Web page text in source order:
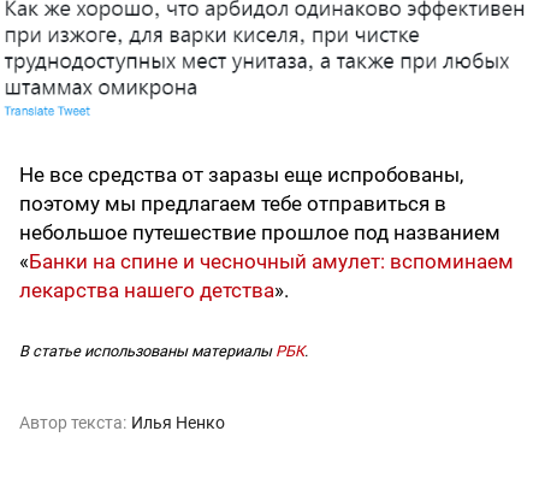
Не все средства от заразы еще испробованы,
поэтому мы предлагаем тебе отправиться в
небольшое путешествие прошлое под названием
«Банки на спине и чесночный амулет: вспоминаем
лекарства нашего детства».
В статье использованы материалы РБК.
Автор текста: Илья Ненко